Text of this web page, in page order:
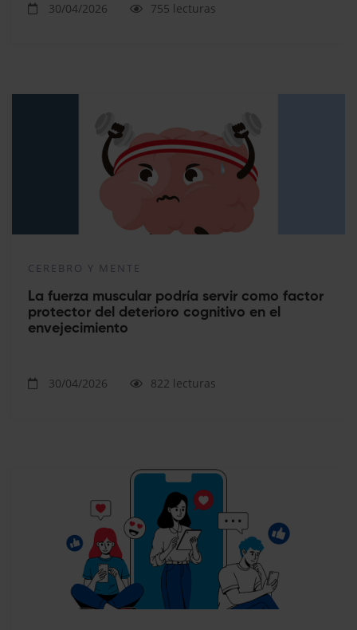
30/04/2026 755 lecturas
CEREBRO Y MENTE
La fuerza muscular podría servir como factor
protector del deterioro cognitivo en el
envejecimiento
30/04/2026 822 lecturas